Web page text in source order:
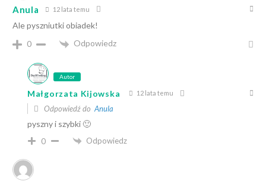
Anula 12 lata temu
Ale pyszniutki obiadek!
0
Odpowiedz
Autor
Małgorzata Kijowska 12 lata temu
Odpowiedź do Anula
pyszny i szybki 🙂
0 Odpowiedz